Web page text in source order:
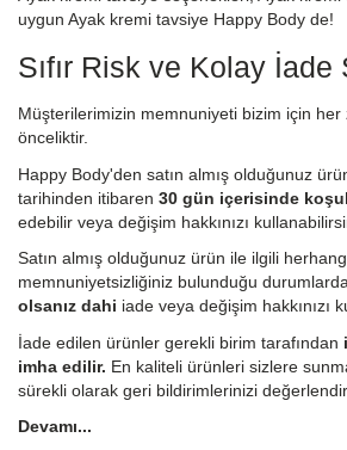
uygun Ayak kremi tavsiye Happy Body de!
Sıfır Risk ve Kolay İade
Müşterilerimizin memnuniyeti bizim için her
önceliktir.
Happy Body'den satın almış olduğunuz
tarihinden itibaren 30 gün içerisinde
edebilir veya değişim hakkınızı
Satın almış olduğunuz ürün ile ilgili
memnuniyetsizliğiniz bulunduğu durumlarda
olsanız dahi iade veya değişim hakkınızı
İade edilen ürünler gerekli birim tarafından
imha edilir. En kaliteli ürünleri sizlere
sürekli olarak geri bildirimlerinizi
Devamı...